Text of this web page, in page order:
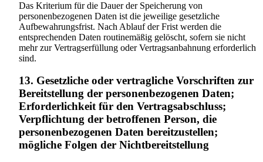
Das Kriterium für die Dauer der Speicherung von
personenbezogenen Daten ist die jeweilige gesetzliche
Aufbewahrungsfrist. Nach Ablauf der Frist werden die
entsprechenden Daten routinemäßig gelöscht, sofern sie nicht
mehr zur Vertragserfüllung oder Vertragsanbahnung erforderlich
sind.
13. Gesetzliche oder vertragliche Vorschriften zur
Bereitstellung der personenbezogenen Daten;
Erforderlichkeit für den Vertragsabschluss;
Verpflichtung der betroffenen Person, die
personenbezogenen Daten bereitzustellen;
mögliche Folgen der Nichtbereitstellung